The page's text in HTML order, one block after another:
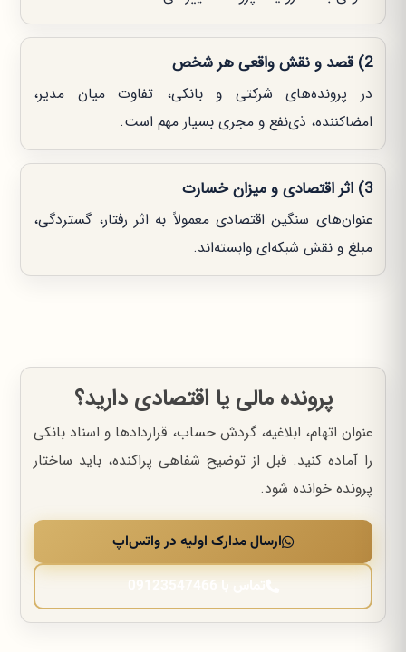
2) قصد و نقش واقعی هر شخص
در پرونده‌های شرکتی و بانکی، تفاوت میان مدیر،
امضاکننده، ذی‌نفع و مجری بسیار مهم است.
3) اثر اقتصادی و میزان خسارت
عنوان‌های سنگین اقتصادی معمولاً به اثر رفتار، گستردگی،
مبلغ و نقش شبکه‌ای وابسته‌اند.
پرونده مالی یا اقتصادی دارید؟
عنوان اتهام، ابلاغیه، گردش حساب، قراردادها و اسناد بانکی
را آماده کنید. قبل از توضیح شفاهی پراکنده، باید ساختار
پرونده خوانده شود.
ارسال مدارک اولیه در واتس‌اپ
تماس با 09123547466